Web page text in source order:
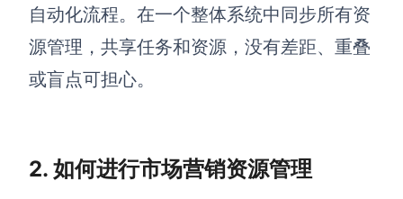
自动化流程。 在一个整体系统中同步所有资
源管理，共享任务和资源，没有差距、重叠
或盲点可担心。
2. 如何进行市场营销资源管理